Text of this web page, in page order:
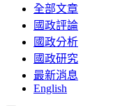
全部文章
國政評論
國政分析
國政研究
最新消息
English